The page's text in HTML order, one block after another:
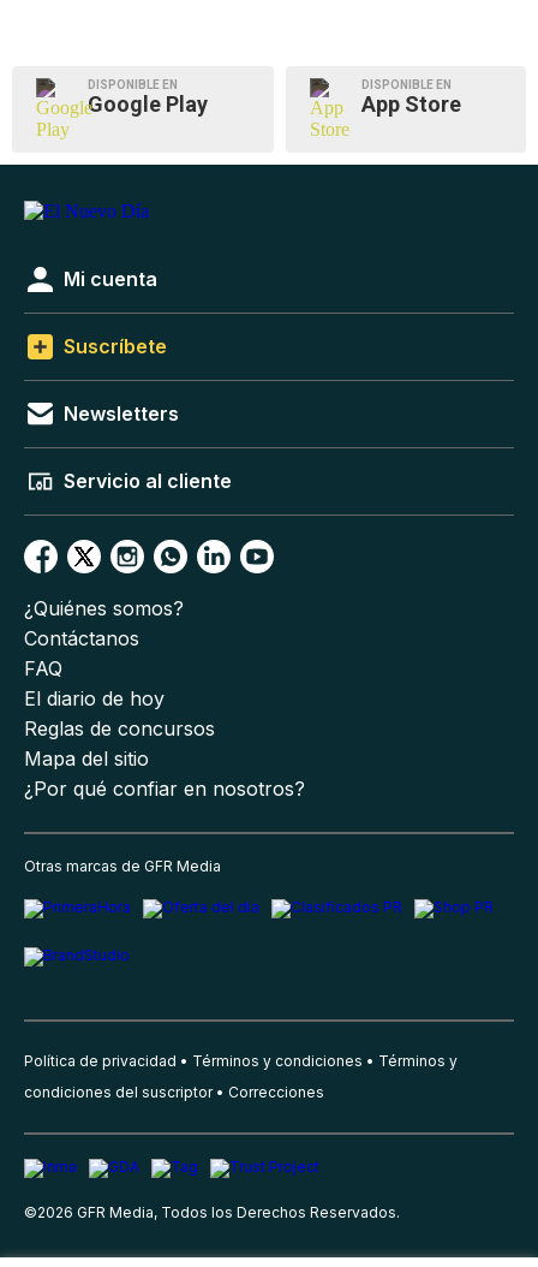
DISPONIBLE EN
Google Play
DISPONIBLE EN
App Store
Mi cuenta
Suscríbete
Newsletters
Servicio al cliente
¿Quiénes somos?
Contáctanos
FAQ
El diario de hoy
Reglas de concursos
Mapa del sitio
¿Por qué confiar en nosotros?
Otras marcas de GFR Media
Política de privacidad Términos y condiciones
Términos y
condiciones del suscriptor
Correcciones
©2026 GFR Media, Todos los Derechos Reservados.